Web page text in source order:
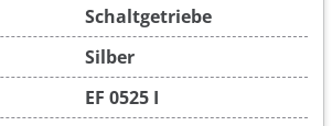
Schaltgetriebe
Silber
EF 0525 I